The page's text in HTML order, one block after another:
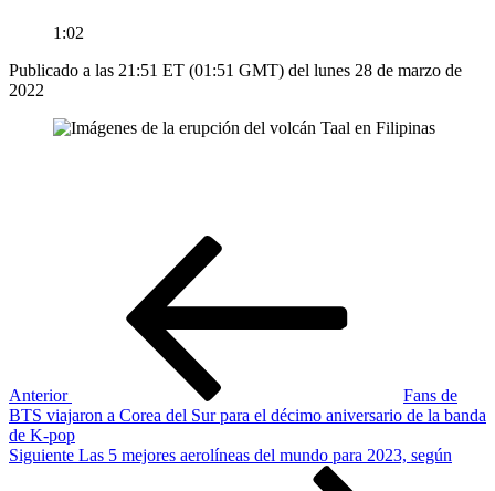
1:02
Publicado a las 21:51 ET (01:51 GMT) del lunes 28 de marzo de
2022
Anterior
Fans de
BTS viajaron a Corea del Sur para el décimo aniversario de la banda
de K-pop
Siguiente
Siguiente Las 5 mejores aerolíneas del mundo para 2023, según